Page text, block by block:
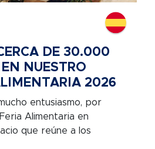
DE 30.000
NUESTRO
2026
entusiasmo, por
Alimentaria en
que reúne a los